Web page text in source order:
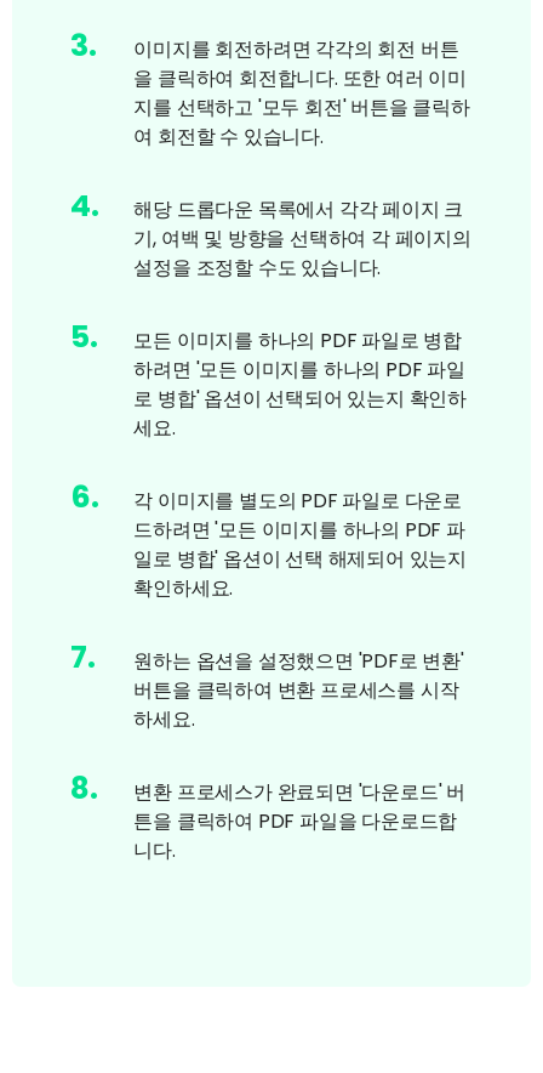
3.
이미지를 회전하려면 각각의 회전 버튼
을 클릭하여 회전합니다. 또한 여러 이미
지를 선택하고 '모두 회전' 버튼을 클릭하
여 회전할 수 있습니다.
4.
해당 드롭다운 목록에서 각각 페이지 크
기, 여백 및 방향을 선택하여 각 페이지의
설정을 조정할 수도 있습니다.
5.
모든 이미지를 하나의 PDF 파일로 병합
하려면 '모든 이미지를 하나의 PDF 파일
로 병합' 옵션이 선택되어 있는지 확인하
세요.
6.
각 이미지를 별도의 PDF 파일로 다운로
드하려면 '모든 이미지를 하나의 PDF 파
일로 병합' 옵션이 선택 해제되어 있는지
확인하세요.
7.
원하는 옵션을 설정했으면 'PDF로 변환'
버튼을 클릭하여 변환 프로세스를 시작
하세요.
8.
변환 프로세스가 완료되면 '다운로드' 버
튼을 클릭하여 PDF 파일을 다운로드합
니다.